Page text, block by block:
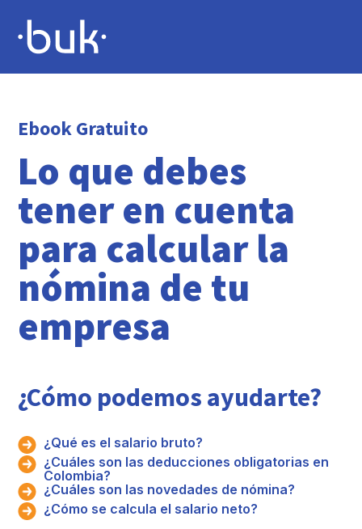
Ebook Gratuito
Lo que debes
tener en cuenta
para calcular la
nómina de tu
empresa
¿Cómo podemos ayudarte?
¿Qué es el salario bruto?
¿Cuáles son las deducciones obligatorias en
Colombia?
¿Cuáles son las novedades de nómina?
¿Cómo se calcula el salario neto?